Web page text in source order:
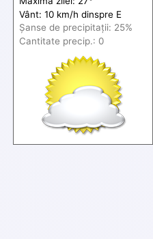
Vânt: 10 km/h dinspre E
Șanse de precipitații: 25%
Cantitate precip.: 0